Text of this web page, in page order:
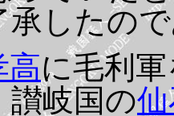
承したの
高に毛利
讃岐国の